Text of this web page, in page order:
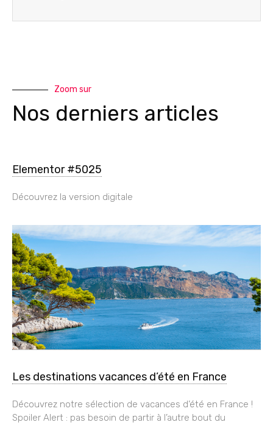
Zoom sur
Nos derniers articles
Elementor #5025
Découvrez la version digitale
Les destinations vacances d’été en France
Découvrez notre sélection de vacances d’été en France !
Spoiler Alert : pas besoin de partir à l’autre bout du